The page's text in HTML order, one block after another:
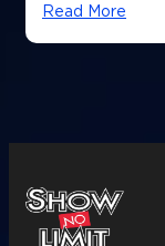
Read More